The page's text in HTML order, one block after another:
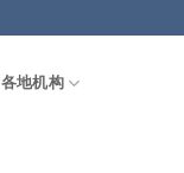
各地机构